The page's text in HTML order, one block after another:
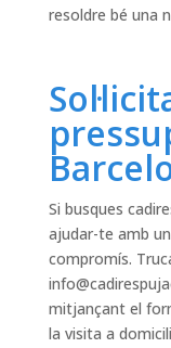
resoldre bé una
Si busques
ajudar-te amb
compromís.
mitjançant el
la visita a